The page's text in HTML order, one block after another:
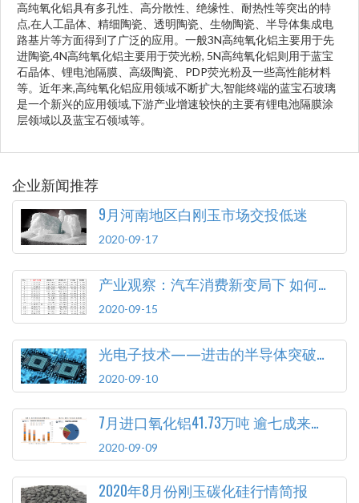
高纯氧化铝具有多孔性、高分散性、绝缘性、耐热性等突出的特
点,在人工晶体、精细陶瓷、透明陶瓷、生物陶瓷、半导体集成电
路基片等方面得到了广泛的应用。 一般3N高纯氧化铝主要用于先
进陶瓷,4N高纯氧化铝主要用于荧光粉, 5N高纯氧化铝则用于蓝宝
石晶体、锂电池隔膜、高级陶瓷、PDP荧光粉及一些高性能材料
等。 近年来,高纯氧化铝应用领域不断扩大,智能终端的蓝宝石玻璃
是一个新兴的应用领域,下游产业增速较快的主要有锂电池隔膜涂
层领域以及蓝宝石领域等。
企业新闻推荐
9月河南地区白刚玉市场交投低迷
2020-09-17
产业观察：汽车消费新变局下 如何顺应变化释放潜力
2020-09-15
光电子技术——进击的半导体突破口
2020-09-10
7月进口氧化铝41.73万吨 逾七成来自澳大利亚
2020-09-09
2020年8月份刚玉碳化硅行情简报